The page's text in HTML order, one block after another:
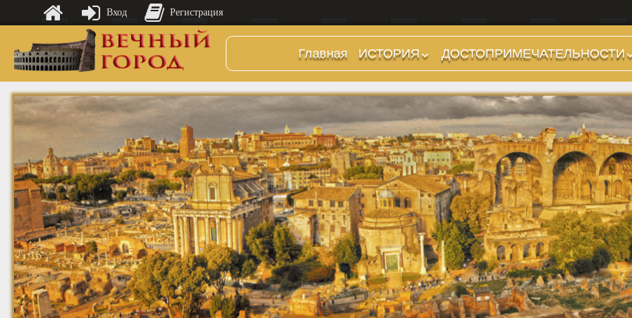
Главная
ИСТОРИЯ
Предыстория
Царский период
(753-509 гг до н.э.)
Ранняя Республика
(509-265 гг до н.э.)
Поздняя Республика
(264-27 гг до н.э.)
Империя. Принципат
(27 г до н.э. — 284 г
н.э.)
Империя. Доминат
(284-476 гг)
Темные Века. Готы
Темные Века.
Экзархат
ДОСТОПРИМЕЧАТЕЛЬНОСТИ
Холмы и остров.
Районы
Форумы, Площади,
Дороги
Стадионы, Термы
Музеи
Дохристианские
храмы
Христианские храмы,
базилики etc.
Дворцы
Арки, колонны и
обелиски
Фонтаны
Вход Регистрация